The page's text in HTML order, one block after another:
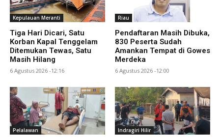
Kepulauan Meranti
Tiga Hari Dicari, Satu
Korban Kapal Tenggelam
Ditemukan Tewas, Satu
Masih Hilang
6 Agustus 2026 -12:16
Riau
Pendaftaran Masih Dibuka,
830 Peserta Sudah
Amankan Tempat di Gowes
Merdeka
6 Agustus 2026 -12:00
Pelalawan Indragiri Hilir